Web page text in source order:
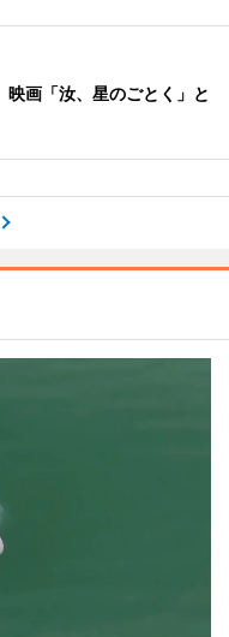
画「汝、星のごとく」と